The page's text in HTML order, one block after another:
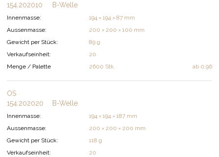
ab 0.96
154.202010
B-Welle
Innenmasse:
194 × 194 × 87 mm
Aussenmasse:
200 × 200 × 100 mm
Gewicht per Stück:
89 g
Verkaufseinheit:
20
Menge / Palette
2600 Stk.
OS
154.202020
B-Welle
Innenmasse:
194 × 194 × 187 mm
Aussenmasse:
200 × 200 × 200 mm
Gewicht per Stück:
118 g
Verkaufseinheit:
20